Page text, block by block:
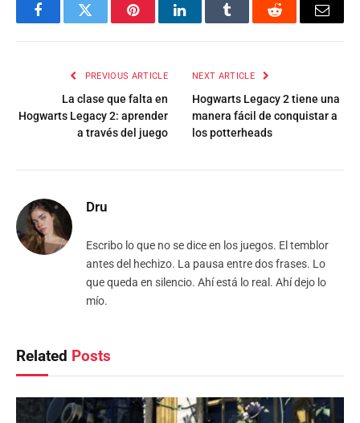
FacebookTwitter PinterestLinkedInTumblr Reddit Email
PREVIOUS ARTICLE
La clase que falta en
Hogwarts Legacy 2: aprender
a través del juego
NEXT ARTICLE
Hogwarts Legacy 2 tiene una
manera fácil de conquistar a
los potterheads
Dru
Escribo lo que no se dice en los juegos. El temblor
antes del hechizo. La pausa entre dos frases. Lo
que queda en silencio. Ahí está lo real. Ahí dejo lo
mío.
Related Posts